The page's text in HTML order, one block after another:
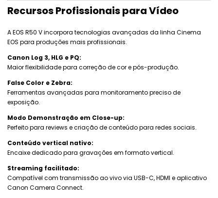
Recursos Profissionais para Vídeo
A EOS R50 V incorpora tecnologias avançadas da linha Cinema
EOS para produções mais profissionais.
Canon Log 3, HLG e PQ:
Maior flexibilidade para correção de cor e pós-produção.
False Color e Zebra:
Ferramentas avançadas para monitoramento preciso de
exposição.
Modo Demonstração em Close-up:
Perfeito para reviews e criação de conteúdo para redes sociais.
Conteúdo vertical nativo:
Encaixe dedicado para gravações em formato vertical.
Streaming facilitado:
Compatível com transmissão ao vivo via USB-C, HDMI e aplicativo
Canon Camera Connect.